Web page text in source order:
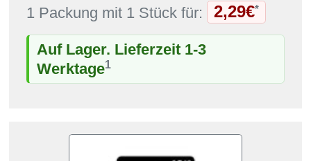
1 Packung mit 1 Stück für: 2,29€*
Auf Lager. Lieferzeit 1-3
Werktage1